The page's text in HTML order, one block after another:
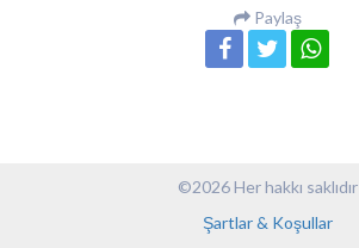
Paylaş
©2026 Her hakkı saklıdır
Şartlar & Koşullar